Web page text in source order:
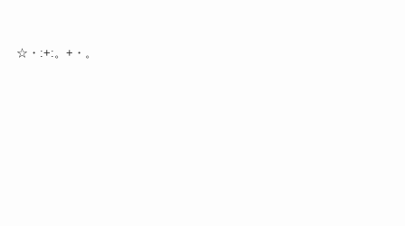
☆・:+:。+・。